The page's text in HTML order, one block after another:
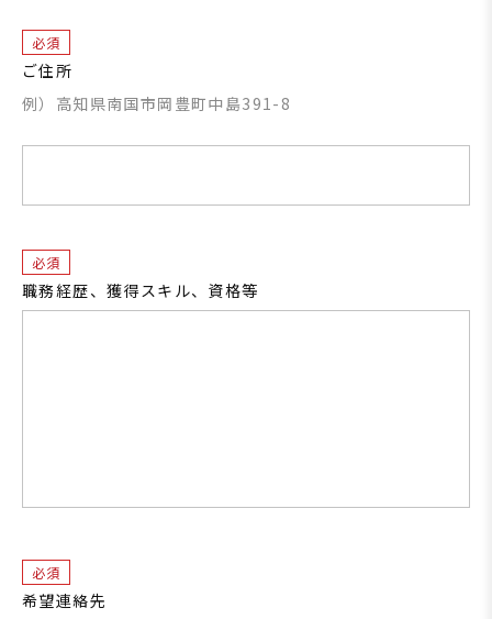
必須
ご住所
例）高知県南国市岡豊町中島391-8
必須
職務経歴、獲得スキル、資格等
必須
希望連絡先